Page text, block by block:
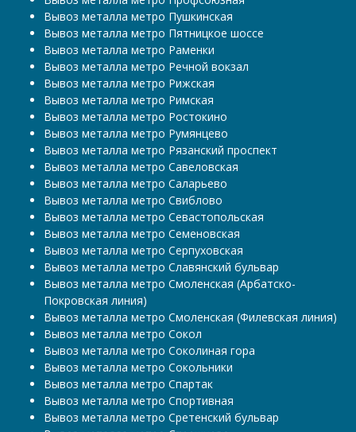
Вывоз металла метро Пушкинская
Вывоз металла метро Пятницкое шоссе
Вывоз металла метро Раменки
Вывоз металла метро Речной вокзал
Вывоз металла метро Рижская
Вывоз металла метро Римская
Вывоз металла метро Ростокино
Вывоз металла метро Румянцево
Вывоз металла метро Рязанский проспект
Вывоз металла метро Савеловская
Вывоз металла метро Саларьево
Вывоз металла метро Свиблово
Вывоз металла метро Севастопольская
Вывоз металла метро Семеновская
Вывоз металла метро Серпуховская
Вывоз металла метро Славянский бульвар
Вывоз металла метро Смоленская (Арбатско-
Покровская линия)
Вывоз металла метро Смоленская (Филевская линия)
Вывоз металла метро Сокол
Вывоз металла метро Соколиная гора
Вывоз металла метро Сокольники
Вывоз металла метро Спартак
Вывоз металла метро Спортивная
Вывоз металла метро Сретенский бульвар